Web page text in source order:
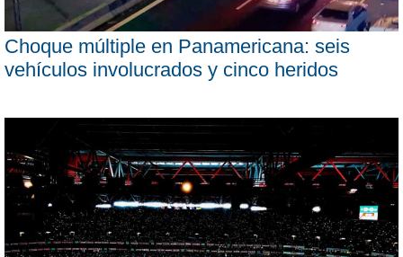
Choque múltiple en Panamericana: seis
vehículos involucrados y cinco heridos